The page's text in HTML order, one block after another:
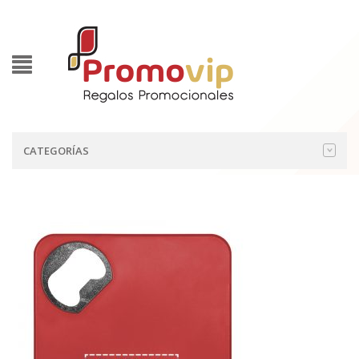
CATEGORÍAS